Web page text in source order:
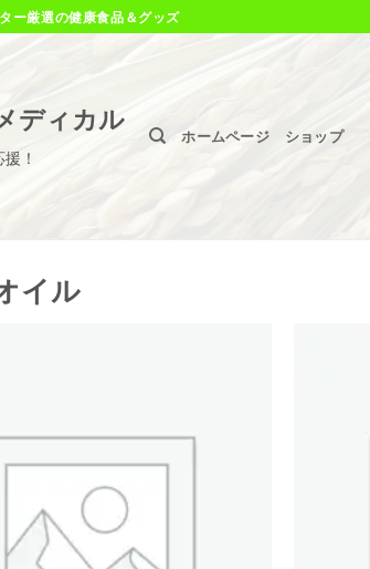
ー厳選の健康食品＆グッズ
ディカル
！
ホームページ ショップ
イル